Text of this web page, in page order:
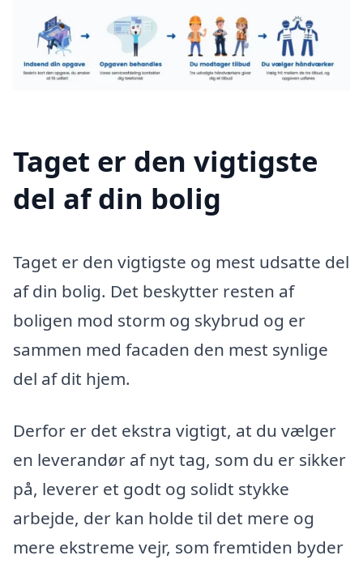
Taget er den vigtigste
del af din bolig
Taget er den vigtigste og mest udsatte del
af din bolig. Det beskytter resten af
boligen mod storm og skybrud og er
sammen med facaden den mest synlige
del af dit hjem.
Derfor er det ekstra vigtigt, at du vælger
en leverandør af nyt tag, som du er sikker
på, leverer et godt og solidt stykke
arbejde, der kan holde til det mere og
mere ekstreme vejr, som fremtiden byder